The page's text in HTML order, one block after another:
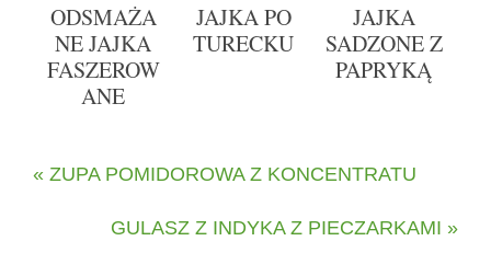
ODSMAŻA
NE JAJKA
FASZEROW
ANE
JAJKA PO
TURECKU
JAJKA
SADZONE Z
PAPRYKĄ
« ZUPA POMIDOROWA Z KONCENTRATU
GULASZ Z INDYKA Z PIECZARKAMI »